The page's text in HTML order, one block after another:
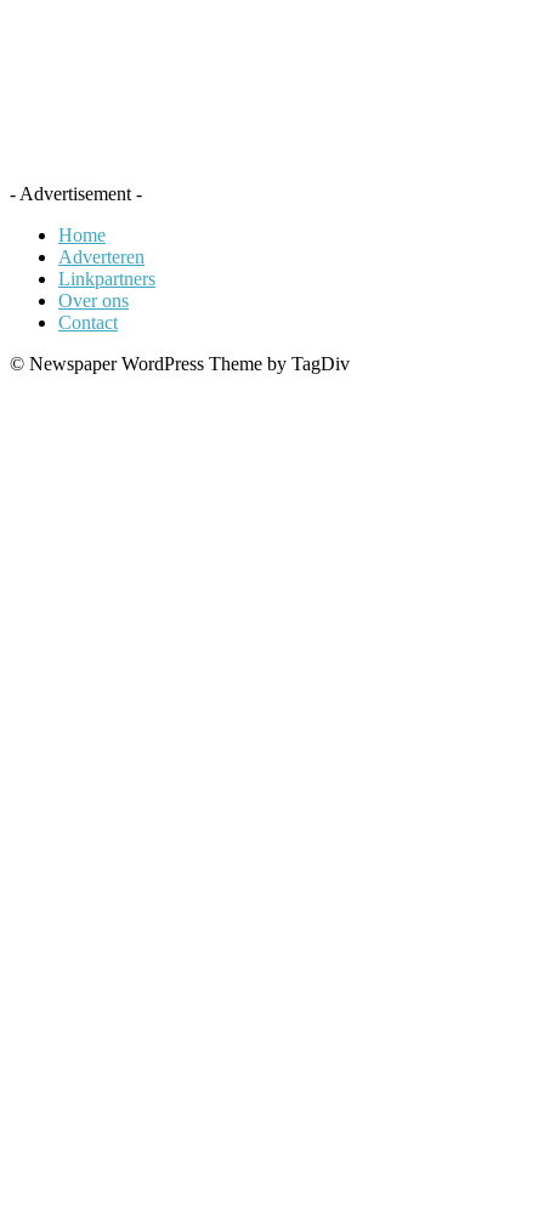
- Advertisement -
Home
Adverteren
Linkpartners
Over ons
Contact
© Newspaper WordPress Theme by TagDiv